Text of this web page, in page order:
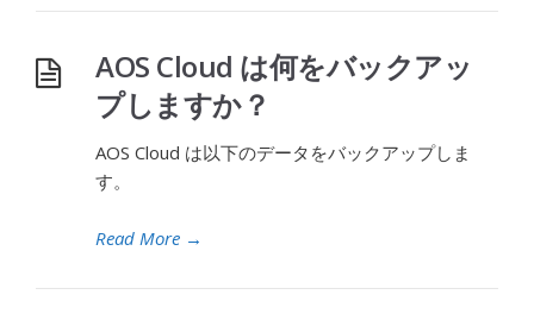
AOS Cloud は何をバックアッ
プしますか？
AOS Cloud は以下のデータをバックアップしま
す。
Read More →